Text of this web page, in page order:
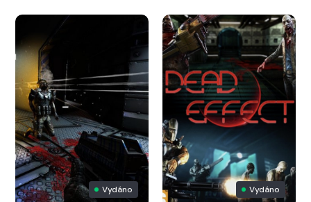
Vydáno Vydáno